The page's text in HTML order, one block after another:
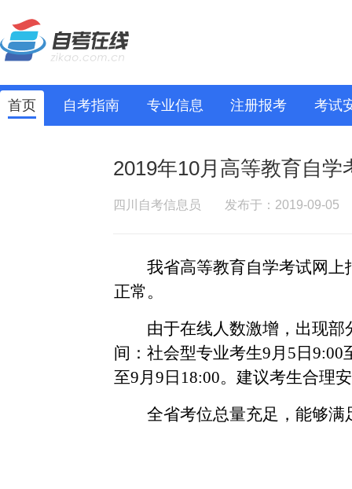
首页 自考指南 专业信息 注册报考 考试
2019年10月高等教育自学
四川自考信息员 发布于：2019-09-05
我省高等教育自学考试网上
正常。
由于在线人数激增，出现
间：社会型专业考生9月 5 日 9:00
至9月 9 日 18:00。建议考生合理
全省考位总量充足，能够